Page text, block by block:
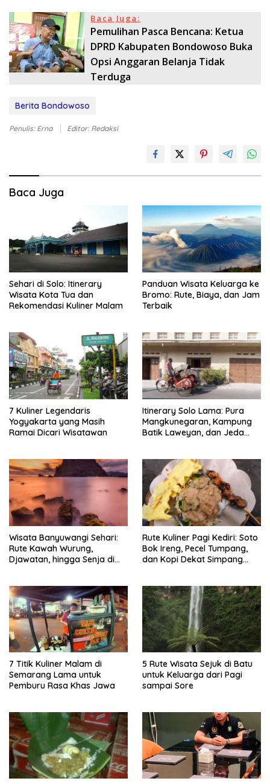
Baca Juga:
Pemulihan Pasca Bencana: Ketua
DPRD Kabupaten Bondowoso Buka
Opsi Anggaran Belanja Tidak
Terduga
Berita Bondowoso
Penulis: Erna Editor: Redaksi
Baca Juga
Sehari di Solo: Itinerary
Wisata Kota Tua dan
Rekomendasi Kuliner Malam
Panduan Wisata Keluarga ke
Bromo: Rute, Biaya, dan Jam
Terbaik
7 Kuliner Legendaris
Yogyakarta yang Masih
Ramai Dicari Wisatawan
Itinerary Solo Lama: Pura
Mangkunegaran, Kampung
Batik Laweyan, dan Jeda
Wisata Banyuwangi Sehari:
Rute Kawah Wurung,
Djawatan, hingga Senja di
Rute Kuliner Pagi Kediri: Soto
Bok Ireng, Pecel Tumpang,
dan Kopi Dekat Simpang
7 Titik Kuliner Malam di
Semarang Lama untuk
Pemburu Rasa Khas Jawa
5 Rute Wisata Sejuk di Batu
untuk Keluarga dari Pagi
sampai Sore